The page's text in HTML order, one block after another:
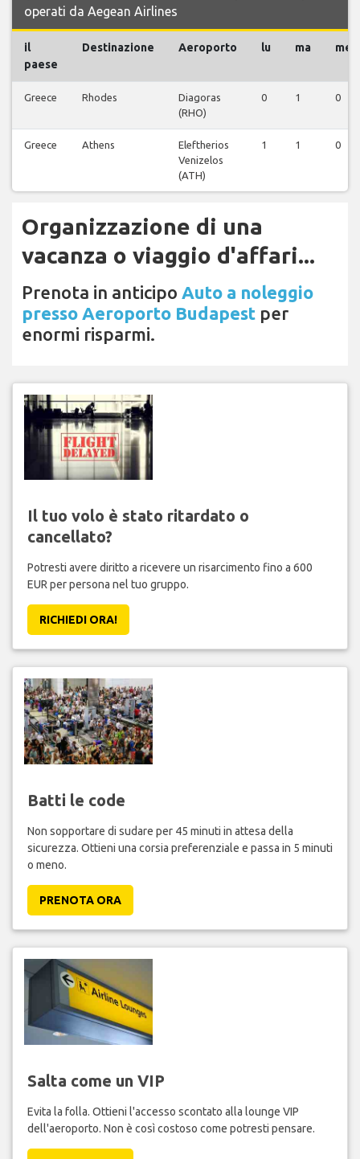
operati da Aegean Airlines
il
paese
Destinazione Aeroporto lu ma me
Greece Rhodes
Diagoras
(RHO)
0 1 0
Greece Athens
Eleftherios
Venizelos
(ATH)
1 1 0
Organizzazione di una
vacanza o viaggio d'affari...
Prenota in anticipo Auto a noleggio
presso Aeroporto Budapest per
enormi risparmi.
Il tuo volo è stato ritardato o
cancellato?
Potresti avere diritto a ricevere un risarcimento fino a 600
EUR per persona nel tuo gruppo.
Batti le code
Non sopportare di sudare per 45 minuti in attesa della
o meno.
Salta come un VIP
Evita la folla. Ottieni l'accesso scontato alla lounge VIP
dell'aeroporto. Non è così costoso come potresti pensare.